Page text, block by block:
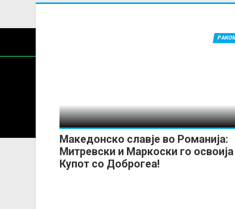
Македонско славје во Романија:
Митревски и Маркоски го освоија
Купот со Доброгеа!
За секоја форма на распространување, репродукција